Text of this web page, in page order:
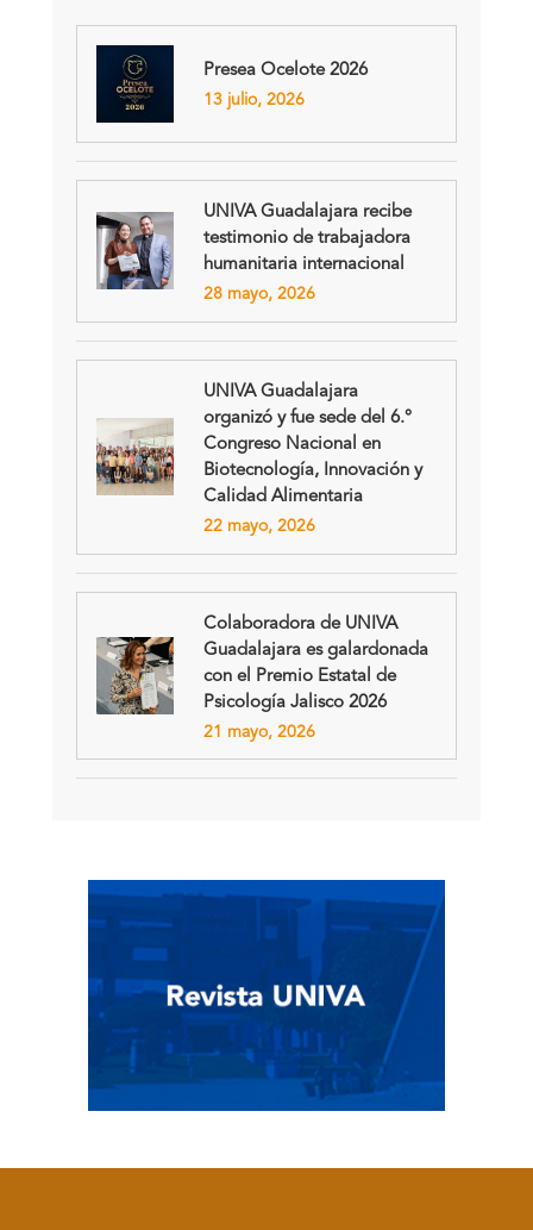
Presea Ocelote 2026
13 julio, 2026
UNIVA Guadalajara recibe
testimonio de trabajadora
humanitaria internacional
28 mayo, 2026
UNIVA Guadalajara
organizó y fue sede del 6.°
Congreso Nacional en
Biotecnología, Innovación y
Calidad Alimentaria
22 mayo, 2026
Colaboradora de UNIVA
Guadalajara es galardonada
con el Premio Estatal de
Psicología Jalisco 2026
21 mayo, 2026